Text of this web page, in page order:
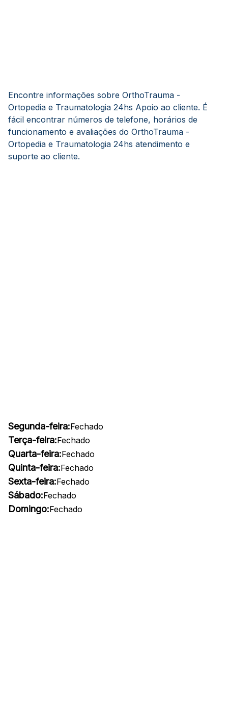
Encontre informações sobre OrthoTrauma -
Ortopedia e Traumatologia 24hs Apoio ao cliente. É
fácil encontrar números de telefone, horários de
funcionamento e avaliações do OrthoTrauma -
Ortopedia e Traumatologia 24hs atendimento e
suporte ao cliente.
Segunda-feira:Fechado
Terça-feira:Fechado
Quarta-feira:Fechado
Quinta-feira:Fechado
Sexta-feira:Fechado
Sábado:Fechado
Domingo:Fechado